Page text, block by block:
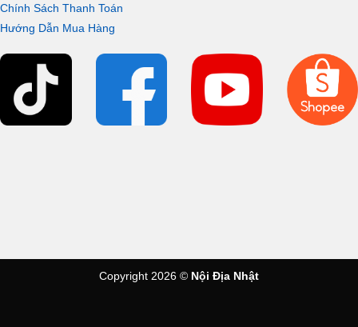
Chính Sách Thanh Toán
Hướng Dẫn Mua Hàng
Copyright 2026 © Nội Địa Nhật